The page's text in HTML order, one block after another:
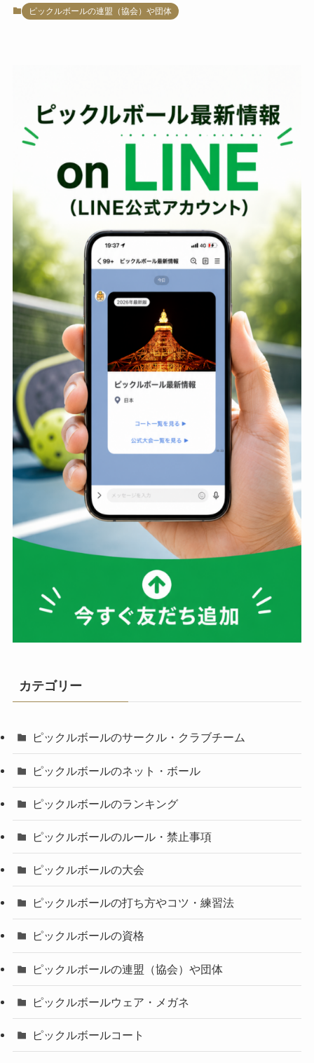
ピックルボールの連盟（協会）や団体
カテゴリー
ピックルボールのサークル・クラブチーム
ピックルボールのネット・ボール
ピックルボールのランキング
ピックルボールのルール・禁止事項
ピックルボールの大会
ピックルボールの打ち方やコツ・練習法
ピックルボールの資格
ピックルボールの連盟（協会）や団体
ピックルボールウェア・メガネ
ピックルボールコート